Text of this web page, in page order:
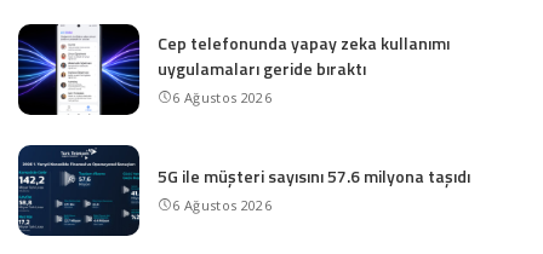
Cep telefonunda yapay zeka kullanımı
uygulamaları geride bıraktı
6 Ağustos 2026
5G ile müşteri sayısını 57.6 milyona taşıdı
6 Ağustos 2026